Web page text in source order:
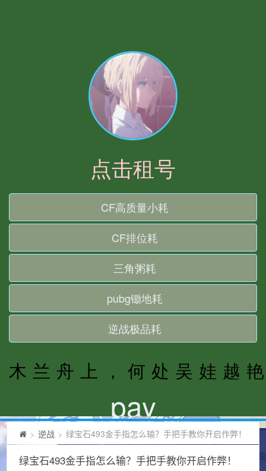
> 逆战 > 绿宝石493金手指怎么输？手把手教你开启作弊！
绿宝石493金手指怎么输？手把手教你开启作弊！